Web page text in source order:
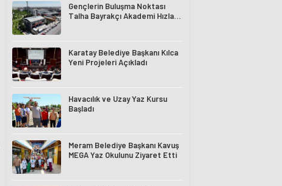
Gençlerin Buluşma Noktası
Talha Bayrakçı Akademi Hızla
Karatay Belediye Başkanı Kılca
Yeni Projeleri Açıkladı
Havacılık ve Uzay Yaz Kursu
Başladı
Meram Belediye Başkanı Kavuş
MEGA Yaz Okulunu Ziyaret Etti